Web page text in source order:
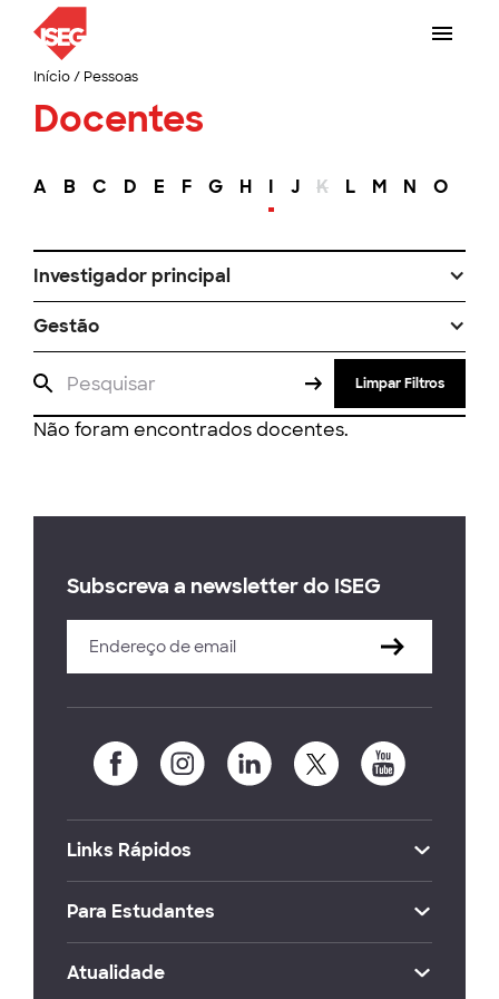
Início/ Pessoas
Docentes
A B C D E F G H I J K L M N O
Investigador principal
Gestão
Limpar Filtros
Não foram encontrados docentes.
Subscreva a newsletter do ISEG
Links Rápidos
Para Estudantes
Atualidade